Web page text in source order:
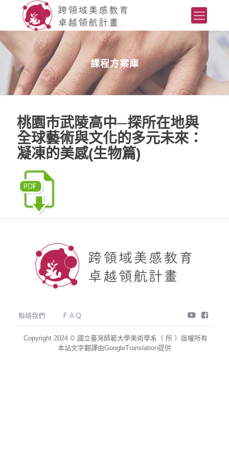
課程方案庫
桃園市武陵高中─探所在地與
全球藝術與文化的多元未來：
凝凍的美感(生物篇)
聯絡我們 ＦＡＱ youtube
Copyright 2024 © 國立臺灣師範大學美術學系（ 所 ）版權所有
本站文字翻譯由GoogleTranslation提供